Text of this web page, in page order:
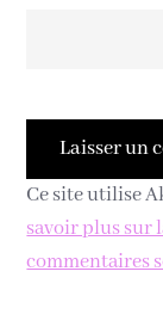
Ce site utilise
savoir plus sur
commentaires